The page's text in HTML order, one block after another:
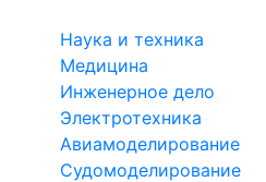
Наука и техника
Медицина
Инженерное дело
Электротехника
Авиамоделирование
Судомоделирование